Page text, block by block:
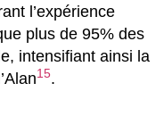
l’expérience
plus de 95% des
intensifiant ainsi la
15.